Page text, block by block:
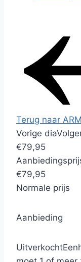
Terug naar
Vorige dia
€79,95
€79,95
Normale prijs
Aanbieding
Uitverkocht